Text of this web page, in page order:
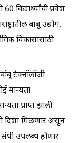
विद्यार्थ्यांची प्रवेश
बांबू उद्योग,
विकासासाठी
टेक्नॉलॉजी
मान्यता
प्राप्त झाली
दिशा मिळणार असून
संधी उपलब्ध होणार